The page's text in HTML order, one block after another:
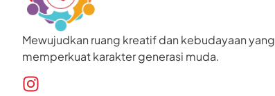
Mewujudkan ruang kreatif dan kebudayaan yang
memperkuat karakter generasi muda.